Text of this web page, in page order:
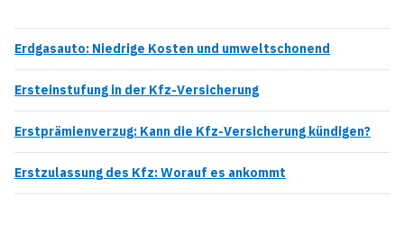
Erdgasauto: Niedrige Kosten und umweltschonend
Ersteinstufung in der Kfz-Versicherung
Erstprämienverzug: Kann die Kfz-Versicherung kündigen?
Erstzulassung des Kfz: Worauf es ankommt